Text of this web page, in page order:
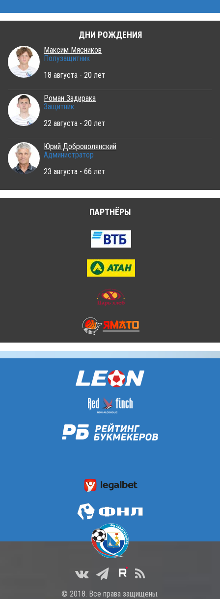
ДНИ РОЖДЕНИЯ
Максим Мясников
Полузащитник
18 августа - 20 лет
Роман Задирака
Защитник
22 августа - 20 лет
Юрий Доброволянский
Администратор
23 августа - 66 лет
ПАРТНЁРЫ
© 2018. Все права защищены.